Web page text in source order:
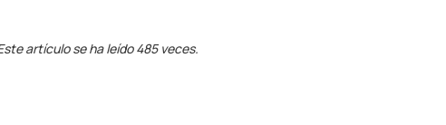
artículo se ha leído 485 veces.